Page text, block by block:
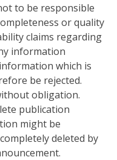
to be responsible
or quality
claims regarding
information
which is
be rejected.
obligation.
publication
might be
deleted by